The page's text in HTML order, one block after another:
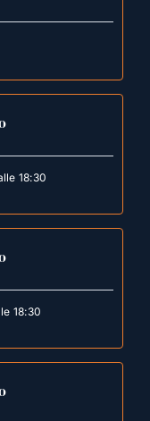
18:30
18:30